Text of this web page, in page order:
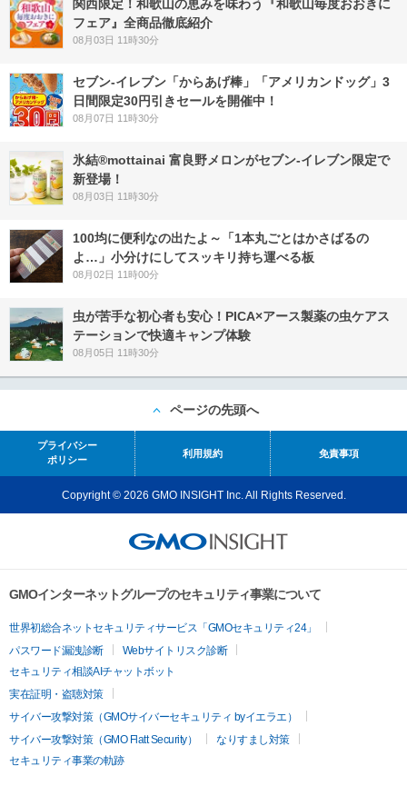
関西限定！和歌山の恵みを味わう『和歌山毎度おおきに
フェア』全商品徹底紹介
08月03日 11時30分
セブン‐イレブン「からあげ棒」「アメリカンドッグ」3
日間限定30円引きセールを開催中！
08月07日 11時30分
氷結®mottainai 富良野メロンがセブン‐イレブン限定で
新登場！
08月03日 11時30分
100均に便利なの出たよ～「1本丸ごとはかさばるの
よ…」小分けにしてスッキリ持ち運べる板
08月02日 11時00分
虫が苦手な初心者も安心！PICA×アース製薬の虫ケアス
テーションで快適キャンプ体験
08月05日 11時30分
ページの先頭へ
プライバシー
ポリシー
利用規約 免責事項
Copyright © 2026 GMO INSIGHT Inc. All Rights Reserved.
GMOインターネットグループのセキュリティ事業について
世界初総合ネットセキュリティサービス「GMOセキュリティ24」
パスワード漏洩診断
Webサイトリスク診断
セキュリティ相談AIチャットボット
実在証明・盗聴対策
サイバー攻撃対策（GMOサイバーセキュリティ byイエラエ）
サイバー攻撃対策（GMO Flatt Security）
なりすまし対策
セキュリティ事業の軌跡